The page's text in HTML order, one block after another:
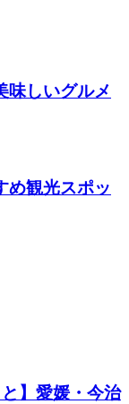
味しいグルメ
め観光スポッ
】愛媛・今治